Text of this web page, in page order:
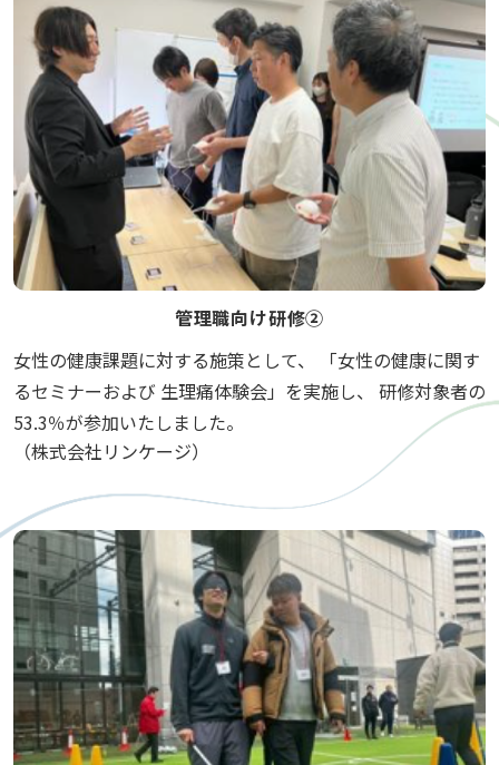
管理職向け研修②
女性の健康課題に対する施策として、 「女性の健康に関す
るセミナーおよび 生理痛体験会」を実施し、 研修対象者の
53.3％が参加いたしました。
（株式会社リンケージ）